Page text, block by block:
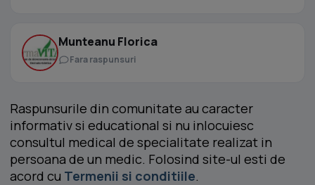
Munteanu Florica
Fara raspunsuri
Raspunsurile din comunitate au caracter
informativ si educational si nu inlocuiesc
consultul medical de specialitate realizat in
persoana de un medic. Folosind site-ul esti de
acord cu Termenii si conditiile.